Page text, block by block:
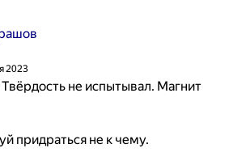
2023
не испытывал. Магнит
придраться не к чему.